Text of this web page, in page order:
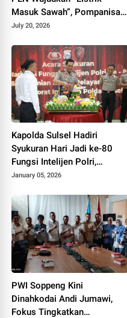
Masuk Sawah”, Pompanisasi
Jadi Solusi Sawah Tadah
July 20, 2026
Kapolda Sulsel Hadiri
Syukuran Hari Jadi ke-80
Fungsi Intelijen Polri,
Dirangkaikan Peresmian
January 05, 2026
PWI Soppeng Kini
Dinahkodai Andi Jumawi,
Fokus Tingkatkan